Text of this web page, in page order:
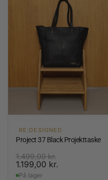
RE:DESIGNED
Project 37 Black Projekttaske
1.499,00kr.
1.199,00 kr.
På lager